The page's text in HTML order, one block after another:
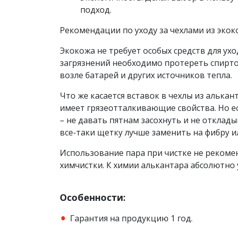
подход.
Рекомендации по уходу за чехлами из
Экокожа не требует особых средств для
загрязнений необходимо протереть
возле батарей и других источников тепла.
Что же касается вставок в чехлы из
имеет грязеотталкивающие свойства. Но
– не давать пятнам засохнуть и не
все-таки щетку лучше заменить на фибру
Использование пара при чистке не
химчистки. К химии алькантара абсолютно
Особенности:
Гарантия на продукцию 1 год.